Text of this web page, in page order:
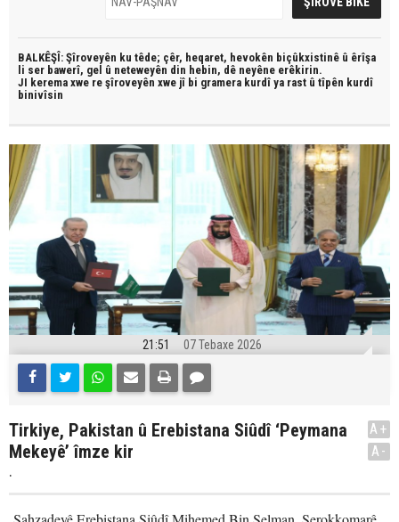
BALKÊŞÎ: Şîroveyên ku têde; çêr, heqaret, hevokên biçûkxistinê û êrîşa
li ser bawerî, gel û neteweyên din hebin, dê neyêne erêkirin.
JI kerema xwe re şîroveyên xwe jî bi gramera kurdî ya rast û tîpên kurdî
binivîsin
21:51 07 Tebaxe 2026
Tirkiye, Pakistan û Erebistana Siûdî ‘Peymana
Mekeyê’ îmze kir
.
A+
A-